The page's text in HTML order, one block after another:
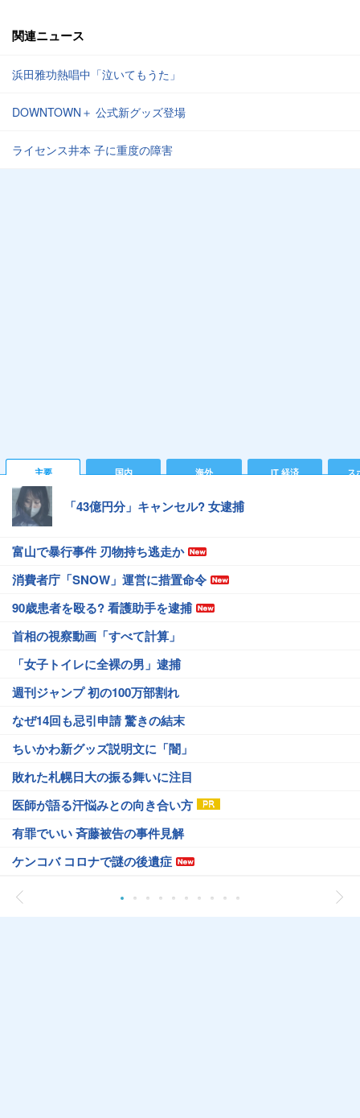
関連ニュース
浜田雅功熱唱中「泣いてもうた」
DOWNTOWN＋ 公式新グッズ登場
ライセンス井本 子に重度の障害
主要 国内 海外 IT 経済 ス
「43億円分」キャンセル? 女逮捕
富山で暴行事件 刃物持ち逃走か
消費者庁「SNOW」運営に措置命令
90歳患者を殴る? 看護助手を逮捕
首相の視察動画「すべて計算」
「女子トイレに全裸の男」逮捕
週刊ジャンプ 初の100万部割れ
なぜ14回も忌引申請 驚きの結末
ちいかわ新グッズ説明文に「闇」
敗れた札幌日大の振る舞いに注目
医師が語る汗悩みとの向き合い方
有罪でいい 斉藤被告の事件見解
ケンコバ コロナで謎の後遺症